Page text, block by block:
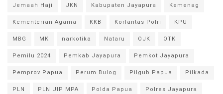
Jemaah Haji
JKN Kabupaten Jayapura
Kemenag
Kementerian Agama
KKB Korlantas Polri
KPU
MBG
MK narkotika Nataru OJK
OTK
Pemilu 2024
Pemkab Jayapura
Pemkot Jayapura
Pemprov Papua
Perum Bulog Pilgub Papua
Pilkada
PLN
PLN UIP MPA Polda Papua
Polres Jayapura